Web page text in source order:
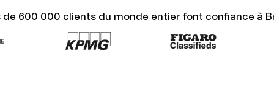
de 600 000 clients du monde entier font confiance à